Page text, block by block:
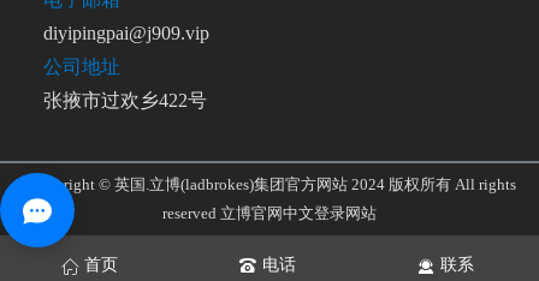
diyipingpai@j909.vip
公司地址
张掖市过欢乡422号
Copyright © 英国.立博(ladbrokes)集团官方网站 2024 版权所有 All rights
reserved 立博官网中文登录网站
首页 电话 联系